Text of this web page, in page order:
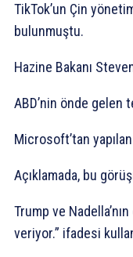
TikTok’un Çin
bulunmuştu.
Hazine Bakanı
ABD’nin önde gelen
Microsoft’tan
Açıklamada, bu
Trump ve
veriyor.” ifadesi